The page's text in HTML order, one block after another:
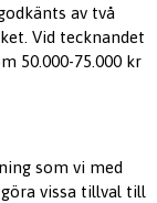
av två
Vid tecknandet
50.000-75.000 kr
som vi med
vissa tillval till